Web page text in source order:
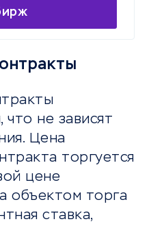
что не зависят
Цена
торгуется
цене
объектом торга
ставка,